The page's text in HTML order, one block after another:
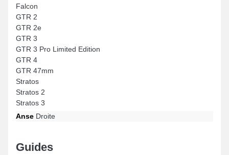
Falcon
GTR 2
GTR 2e
GTR 3
GTR 3 Pro Limited Edition
GTR 4
GTR 47mm
Stratos
Stratos 2
Stratos 3
Anse Droite
Guides